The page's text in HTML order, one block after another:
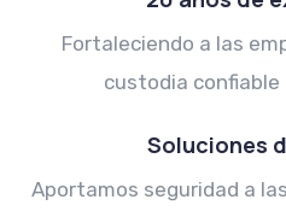
Fortaleciendo a las
custodia
Soluciones
Aportamos seguridad a